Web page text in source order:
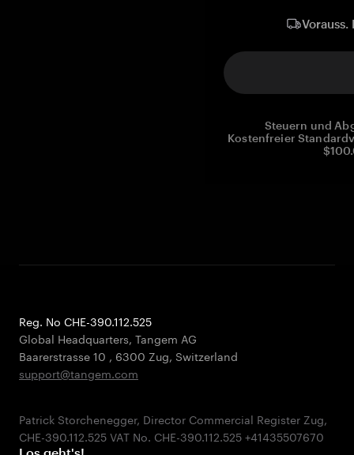
Steuern und
Kostenfreier
Reg. No CHE-390.112.525
Global Headquarters, Tangem AG
Baarerstrasse 10 , 6300 Zug, Switzerland
support@tangem.com
Patrick Storchenegger, Director Commercial Register Zug,